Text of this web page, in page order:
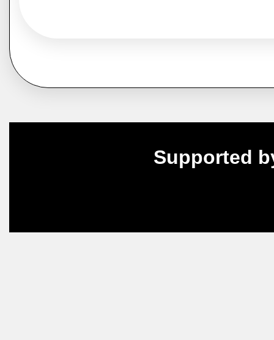
Supported